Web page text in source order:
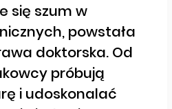
się szum w
powstała
doktorska. Od
próbują
i udoskonalać